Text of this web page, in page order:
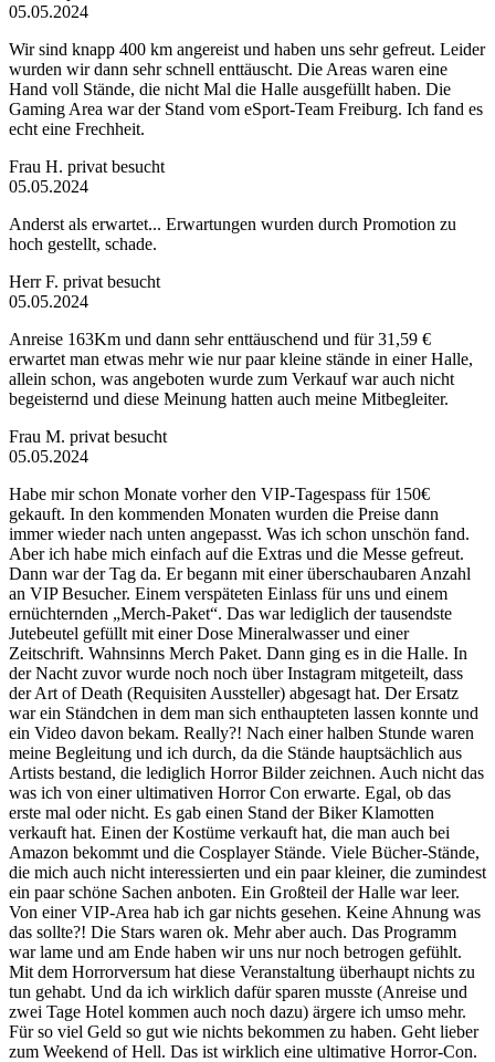
05.05.2024
Wir sind knapp 400 km angereist und haben uns sehr gefreut. Leider
wurden wir dann sehr schnell enttäuscht. Die Areas waren eine
Hand voll Stände, die nicht Mal die Halle ausgefüllt haben. Die
Gaming Area war der Stand vom eSport-Team Freiburg. Ich fand es
echt eine Frechheit.
Frau H. privat besucht
05.05.2024
Anderst als erwartet... Erwartungen wurden durch Promotion zu
hoch gestellt, schade.
Herr F. privat besucht
05.05.2024
Anreise 163Km und dann sehr enttäuschend und für 31,59 €
erwartet man etwas mehr wie nur paar kleine stände in einer Halle,
allein schon, was angeboten wurde zum Verkauf war auch nicht
begeisternd und diese Meinung hatten auch meine Mitbegleiter.
Frau M. privat besucht
05.05.2024
Habe mir schon Monate vorher den VIP-Tagespass für 150€
gekauft. In den kommenden Monaten wurden die Preise dann
immer wieder nach unten angepasst. Was ich schon unschön fand.
Aber ich habe mich einfach auf die Extras und die Messe gefreut.
Dann war der Tag da. Er begann mit einer überschaubaren Anzahl
an VIP Besucher. Einem verspäteten Einlass für uns und einem
ernüchternden „Merch-Paket“. Das war lediglich der tausendste
Jutebeutel gefüllt mit einer Dose Mineralwasser und einer
Zeitschrift. Wahnsinns Merch Paket. Dann ging es in die Halle. In
der Nacht zuvor wurde noch noch über Instagram mitgeteilt, dass
der Art of Death (Requisiten Aussteller) abgesagt hat. Der Ersatz
war ein Ständchen in dem man sich enthaupteten lassen konnte und
ein Video davon bekam. Really?! Nach einer halben Stunde waren
meine Begleitung und ich durch, da die Stände hauptsächlich aus
Artists bestand, die lediglich Horror Bilder zeichnen. Auch nicht das
was ich von einer ultimativen Horror Con erwarte. Egal, ob das
erste mal oder nicht. Es gab einen Stand der Biker Klamotten
verkauft hat. Einen der Kostüme verkauft hat, die man auch bei
Amazon bekommt und die Cosplayer Stände. Viele Bücher-Stände,
die mich auch nicht interessierten und ein paar kleiner, die zumindest
ein paar schöne Sachen anboten. Ein Großteil der Halle war leer.
Von einer VIP-Area hab ich gar nichts gesehen. Keine Ahnung was
das sollte?! Die Stars waren ok. Mehr aber auch. Das Programm
war lame und am Ende haben wir uns nur noch betrogen gefühlt.
Mit dem Horrorversum hat diese Veranstaltung überhaupt nichts zu
tun gehabt. Und da ich wirklich dafür sparen musste (Anreise und
zwei Tage Hotel kommen auch noch dazu) ärgere ich umso mehr.
Für so viel Geld so gut wie nichts bekommen zu haben. Geht lieber
zum Weekend of Hell. Das ist wirklich eine ultimative Horror-Con.